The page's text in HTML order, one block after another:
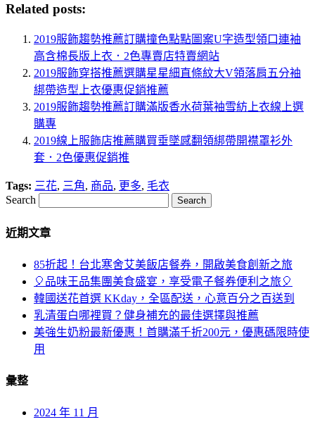
Related posts:
2019服飾趨勢推薦訂購撞色點點圖案U字造型領口連袖
高含棉長版上衣．2色專賣店特賣網站
2019服飾穿搭推薦選購星星細直條紋大V領落肩五分袖
綁帶造型上衣優惠促銷推薦
2019服飾趨勢推薦訂購滿版香水荷葉袖雪紡上衣線上選
購專
2019線上服飾店推薦購買垂墜感翻領綁帶開襟罩衫外
套．2色優惠促銷推
Tags: 三花, 三角, 商品, 更多, 毛衣
Search
近期文章
85折起！台北寒舍艾美飯店餐券，開啟美食創新之旅
🎈品味王品集團美食盛宴，享受電子餐券便利之旅🎈
韓國送花首選 KKday，全區配送，心意百分之百送到
乳清蛋白哪裡買？健身補充的最佳選擇與推薦
美強生奶粉最新優惠！首購滿千折200元，優惠碼限時使
用
彙整
2024 年 11 月